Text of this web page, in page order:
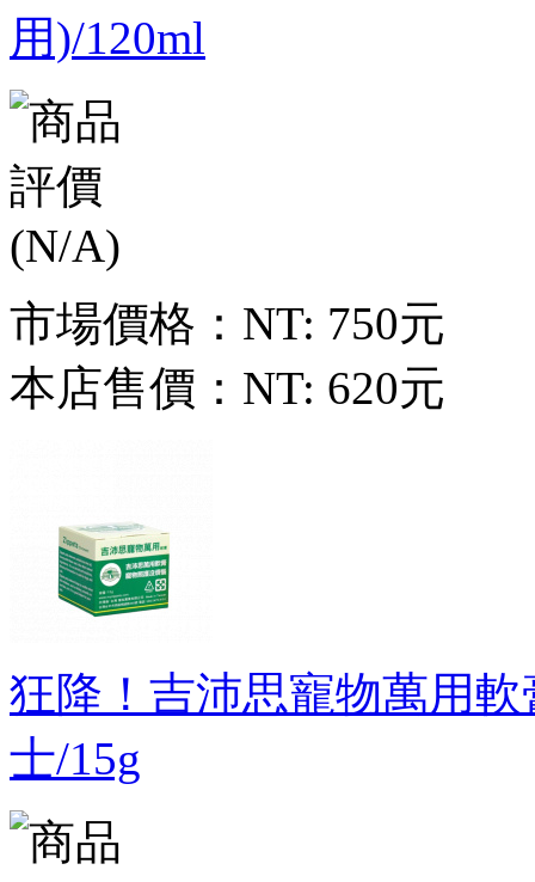
用)/120ml
市場價格： NT: 750元
本店售價： NT: 620元
狂降！吉沛思寵物萬用
士/15g